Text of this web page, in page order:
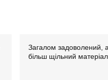
Загалом задоволений,
більш щільний матеріал.